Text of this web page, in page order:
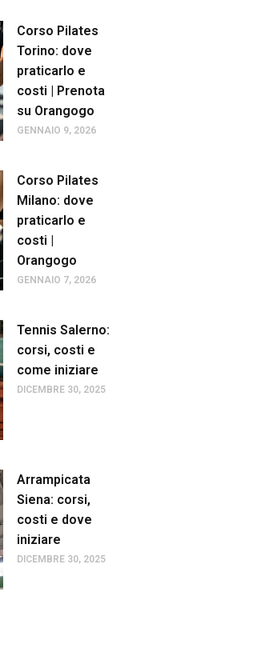
Corso Pilates
Torino: dove
praticarlo e
costi | Prenota
su Orangogo
GENNAIO 9, 2026
Corso Pilates
Milano: dove
praticarlo e
costi |
Orangogo
GENNAIO 7, 2026
Tennis Salerno:
corsi, costi e
come iniziare
DICEMBRE 30, 2025
Arrampicata
Siena: corsi,
costi e dove
iniziare
DICEMBRE 30, 2025